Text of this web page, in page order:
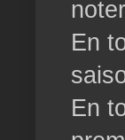
En
En